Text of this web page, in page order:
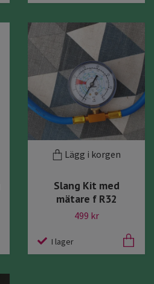
Lägg i korgen
Slang Kit med
mätare f R32
499 kr
I lager